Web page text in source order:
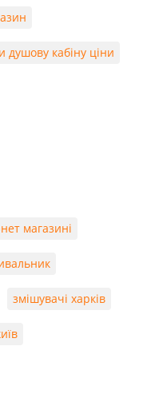
душову кабіну ціни
магазині
змішувачі харків